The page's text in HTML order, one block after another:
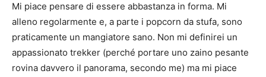
Mi piace pensare di essere abbastanza in forma. Mi
alleno regolarmente e, a parte i popcorn da stufa, sono
praticamente un mangiatore sano. Non mi definirei un
appassionato trekker (perché portare uno zaino pesante
rovina davvero il panorama, secondo me) ma mi piace